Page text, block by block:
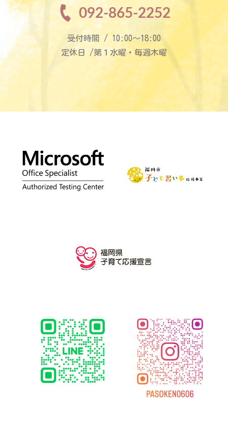
092-865-2252
受付時間 / 10:00〜18:00
定休日 /第１水曜・毎週木曜